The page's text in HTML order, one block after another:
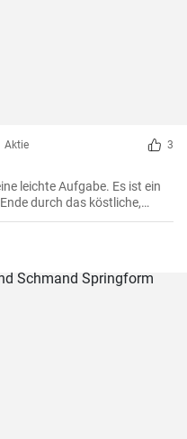
Aktie 3
leichte Aufgabe. Es ist ein
durch das köstliche,
Dieses traditionelle
beliebt, aber in